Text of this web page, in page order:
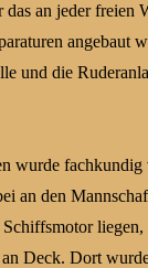
das an jeder freien
angebaut
und die
wurde fachkundig
an den
Schiffsmotor
Deck. Dort